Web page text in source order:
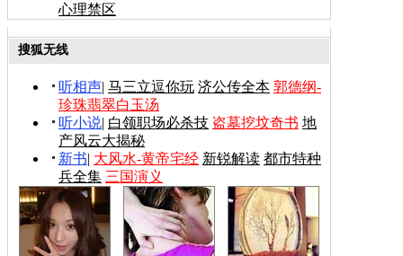
心理禁区
搜狐无线
听相声| 马三立逗你玩 济公传全本 郭德纲-
珍珠翡翠白玉汤
听小说| 白领职场必杀技 盗墓挖坟奇书 地
产风云大揭秘
新书| 大风水-黄帝宅经 新锐解读 都市特种
兵全集 三国演义